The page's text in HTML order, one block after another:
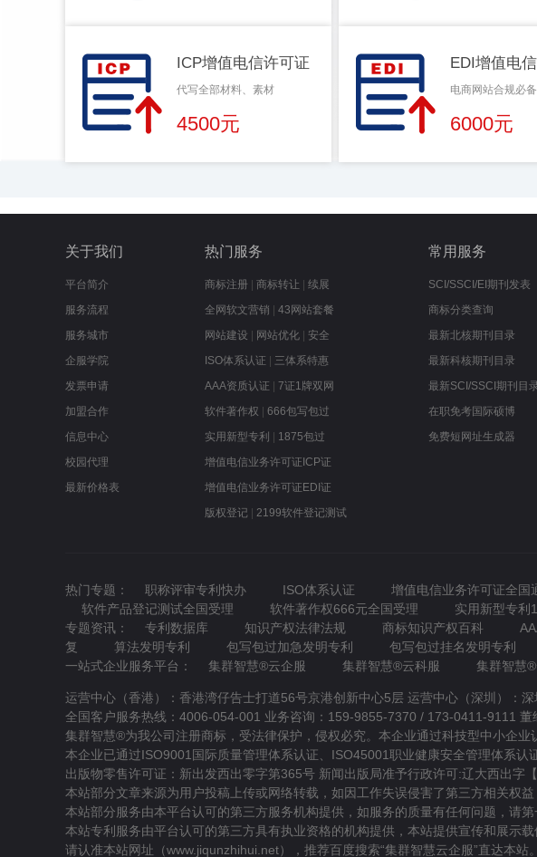
ICP增值电信许可证
代写全部材料、素材
4500元
EDI增值电
电商网站合规必备
6000元
关于我们
平台简介
服务流程
服务城市
企服学院
发票申请
加盟合作
信息中心
校园代理
最新价格表
热门服务
商标注册 商标转让
续展
全网软文营销
43网站套餐
网站建设
网站优化
安全
ISO体系认证
三体系特惠
AAA资质认证
7证1牌双网
软件著作权
666包写包过
实用新型专利
1875包过
增值电信业务许可证ICP证
增值电信业务许可证EDI证
版权登记
2199软件登记测试
常用服务
SCI/SSCI/EI期刊发表
商标分类查询
最新北核期刊目录
最新科核期刊目录
最新SCI/SSCI期刊目
在职免考国际硕博
免费短网址生成器
热门专题： 职称评审专利快办 ISO体系认证 增值电信业务许可证全国
软件产品登记测试全国受理
软件著作权666元全国受理 实用新型专利
专题资讯：
专利数据库 知识产权法律法规 商标知识产权百科
复
算法发明专利 包写包过加急发明专利
包写包过挂名发明专利
一站式企业服务平台：
集群智慧®云企服 集群智慧®云科服 集群智慧
运营中心（香港）：香港湾仔告士打道56号京港创新中心5层 运营中心（深圳）：
全国客户服务热线：4006-054-001 业务咨询：159-9855-7370 / 173-0411-9111
集群智慧®为我公司注册商标，受法律保护，侵权必究。本企业通过科技型中小企
本企业已通过ISO9001国际质量管理体系认证、ISO45001职业健康安全管理体系认
出版物零售许可证：新出发西出零字第365号 新闻出版局准予行政许可:辽大西出
本站部分文章来源为用户投稿上传或网络转载，如因工作失误侵害了第三方相关权
本站部分服务由本平台认可的第三方服务机构提供，如服务的质量有任何问题，请
本站专利服务由平台认可的第三方具有执业资格的机构提供，本站提供宣传和展示
请认准本站网址（www.jiqunzhihui.net），推荐百度搜索“集群智慧云企服”直达本站